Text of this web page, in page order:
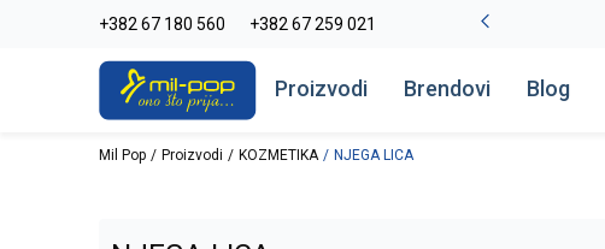
+382 67 180 560 +382 67 259 021
La Plage peškiri do -30% Pogledaj više
Proizvodi Brendovi Blog
Mil Pop Proizvodi KOZMETIKA NJEGA LICA